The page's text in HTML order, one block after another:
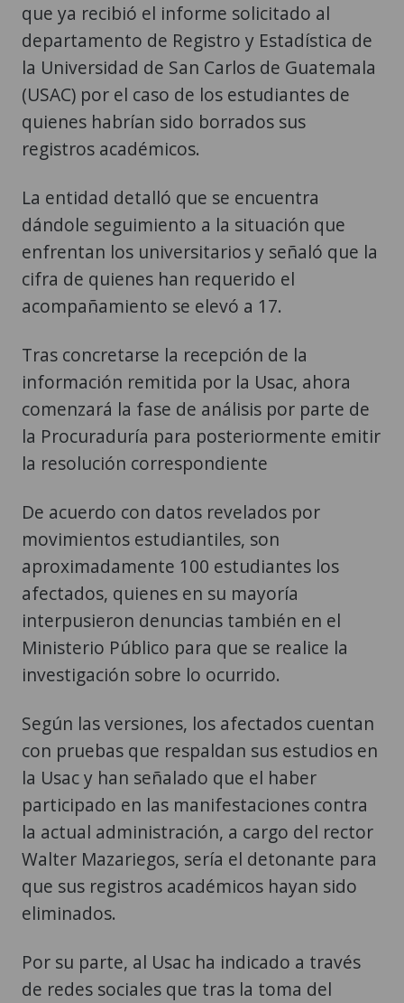
que ya recibió el informe solicitado al
departamento de Registro y Estadística de
la Universidad de San Carlos de Guatemala
(USAC) por el caso de los estudiantes de
quienes habrían sido borrados sus
registros académicos.
La entidad detalló que se encuentra
dándole seguimiento a la situación que
enfrentan los universitarios y señaló que la
cifra de quienes han requerido el
acompañamiento se elevó a 17.
Tras concretarse la recepción de la
información remitida por la Usac, ahora
comenzará la fase de análisis por parte de
la Procuraduría para posteriormente emitir
la resolución correspondiente
De acuerdo con datos revelados por
movimientos estudiantiles, son
aproximadamente 100 estudiantes los
afectados, quienes en su mayoría
interpusieron denuncias también en el
Ministerio Público para que se realice la
investigación sobre lo ocurrido.
Según las versiones, los afectados cuentan
con pruebas que respaldan sus estudios en
la Usac y han señalado que el haber
participado en las manifestaciones contra
la actual administración, a cargo del rector
Walter Mazariegos, sería el detonante para
que sus registros académicos hayan sido
eliminados.
Por su parte, al Usac ha indicado a través
de redes sociales que tras la toma del